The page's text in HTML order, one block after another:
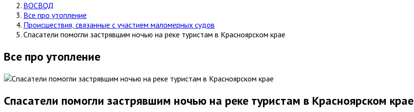
ВОСВОД
Все про утопление
Происшествия, связанные с участием маломерных судов
Спасатели помогли застрявшим ночью на реке туристам в Красноярском крае
Все про утопление
Спасатели помогли застрявшим ночью на реке туристам в Красноярском крае